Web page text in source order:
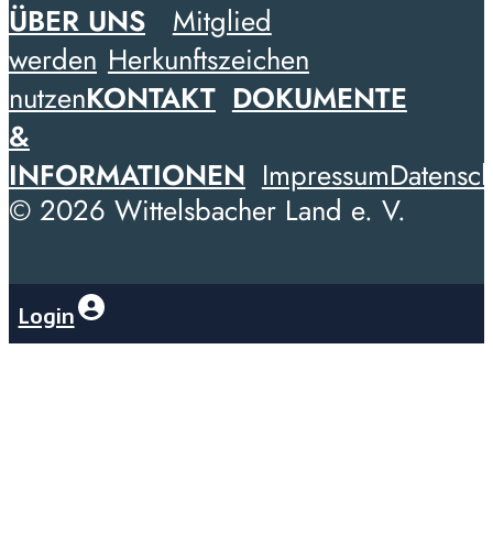
ÜBER UNS
Mitglied
werden Herkunftszeichen
nutzenKONTAKT DOKUMENTE
&
INFORMATIONEN Impressum
© 2026 Wittelsbacher Land e. V.
Login